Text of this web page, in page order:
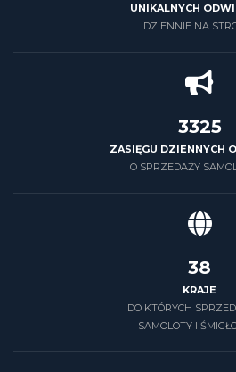
UNIKALNYCH
DZIENNIE NA
3500
ZASIĘGU DZIENNYCH
O SPRZEDAŻY
39
KRAJE
DO KTÓRYCH
SAMOLOTY I